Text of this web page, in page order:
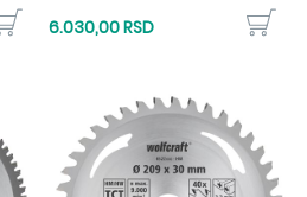
6.030,00 RSD